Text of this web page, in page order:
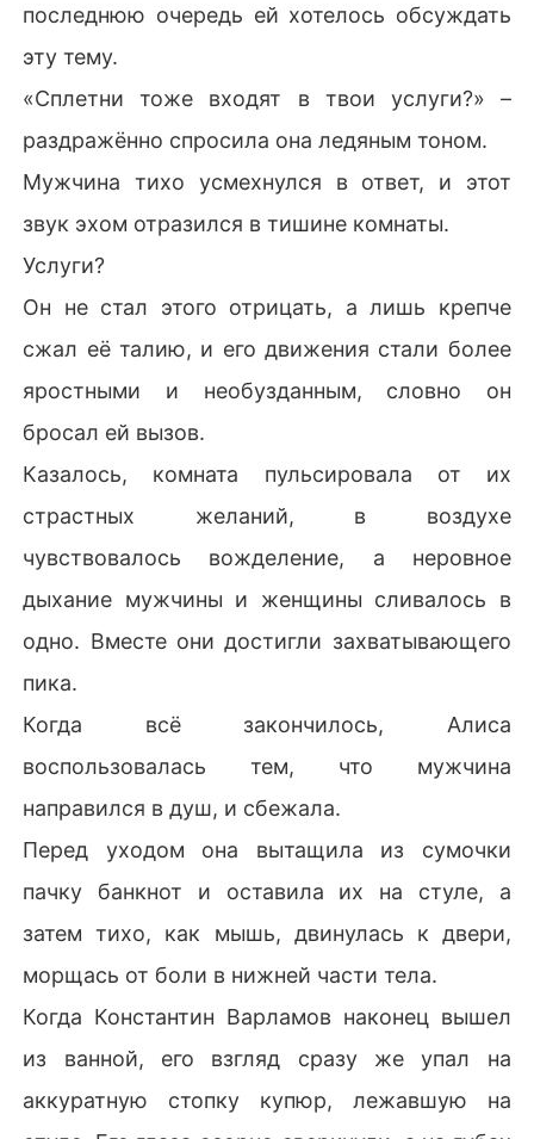
последнюю очередь ей хотелось обсуждать
эту тему.
«Сплетни тоже входят в твои услуги?» –
раздражённо спросила она ледяным тоном.
Мужчина тихо усмехнулся в ответ, и этот
звук эхом отразился в тишине комнаты.
Услуги?
Он не стал этого отрицать, а лишь крепче
сжал её талию, и его движения стали более
яростными и необузданным, словно он
бросал ей вызов.
Казалось, комната пульсировала от их
страстных желаний, в воздухе
чувствовалось вожделение, а неровное
дыхание мужчины и женщины сливалось в
одно. Вместе они достигли захватывающего
пика.
Когда всё закончилось, Алиса
воспользовалась тем, что мужчина
направился в душ, и сбежала.
Перед уходом она вытащила из сумочки
пачку банкнот и оставила их на стуле, а
затем тихо, как мышь, двинулась к двери,
морщась от боли в нижней части тела.
Когда Константин Варламов наконец вышел
из ванной, его взгляд сразу же упал на
аккуратную стопку купюр, лежавшую на